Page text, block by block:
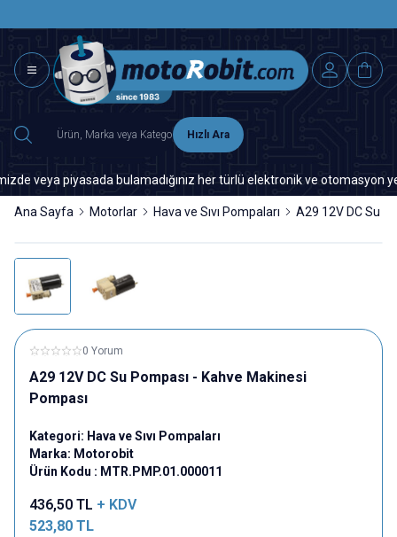
Hızlı Ara
veya piyasada bulamadığınız her türlü elektronik ve otomasyon
Ana Sayfa Motorlar Hava ve Sıvı Pompaları A29 12V DC Su
0 Yorum
A29 12V DC Su Pompası - Kahve Makinesi
Pompası
Kategori: Hava ve Sıvı Pompaları
Marka: Motorobit
Ürün Kodu : MTR.PMP.01.000011
436,50 TL + KDV
523,80 TL